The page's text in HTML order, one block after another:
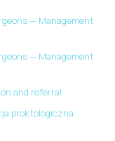
— Management
— Management
and referral
proktologiczna